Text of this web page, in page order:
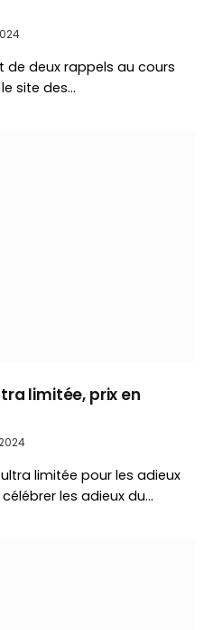
de deux rappels au cours
site des…
limitée, prix en
limitée pour les adieux
célébrer les adieux du…